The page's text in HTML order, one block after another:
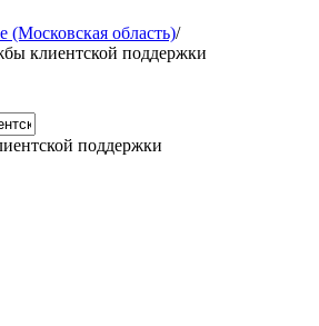
(Московская область)/
клиентской поддержки
поддержки